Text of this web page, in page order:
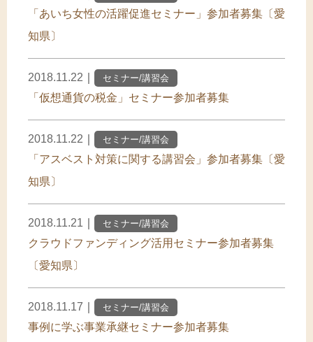
「あいち女性の活躍促進セミナー」参加者募集〔愛
知県〕
2018.11.22 セミナー/講習会
「仮想通貨の税金」セミナー参加者募集
2018.11.22 セミナー/講習会
「アスベスト対策に関する講習会」参加者募集〔愛
知県〕
2018.11.21 セミナー/講習会
クラウドファンディング活用セミナー参加者募集
〔愛知県〕
2018.11.17 セミナー/講習会
事例に学ぶ事業承継セミナー参加者募集